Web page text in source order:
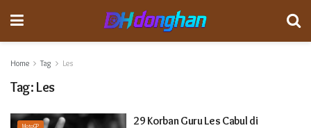
Home Tag Les
Tag: Les
MotoGP
29 Korban Guru Les Cabul di